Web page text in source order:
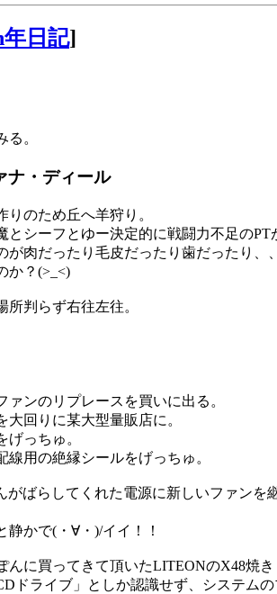
年日記]
。
ナ・ディール
りのため丘へ羊狩り。
とシーフとゆー決定的に戦闘力不足のPT
が肉だったり毛皮だったり歯だったり、
か？(>_<)
判らず右往左往。
ンのリプレースを買いに出る。
回りに某大型量販店に。
っちゅ。
用の絶縁シールをげっちゅ。
がばらしてくれた電源に新しいファンを
かで(・∀・)/イイ！！
んに買ってきて頂いたLITEONのX48焼き
ドライブ」としか認識せず、システム